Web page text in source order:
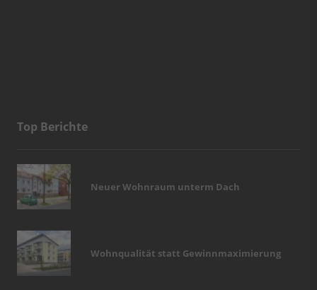
Top Berichte
Neuer Wohnraum unterm Dach
Wohnqualität statt Gewinnmaximierung